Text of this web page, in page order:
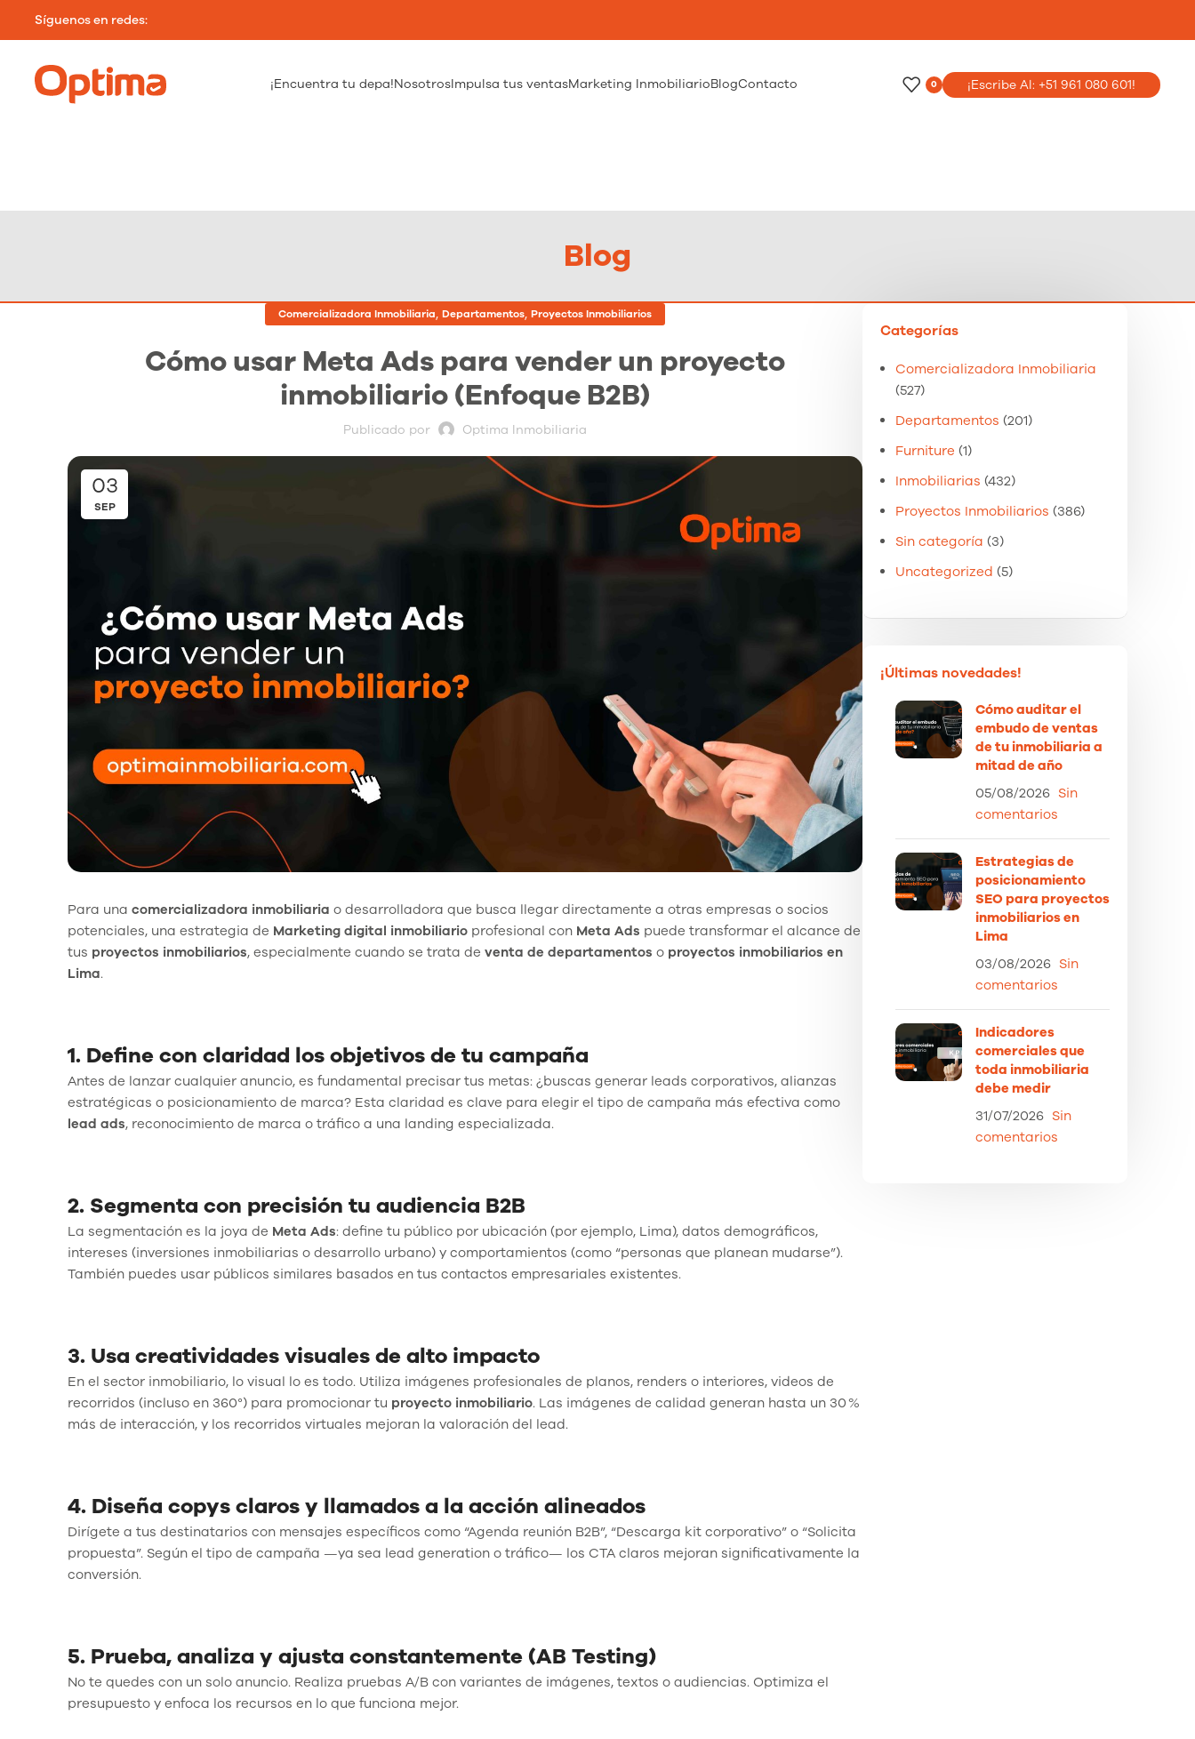
Síguenos en redes:
¡Encuentra tu depa!NosotrosImpulsa tus ventasMarketing InmobiliarioBlogContacto 0 ¡Escribe Al: +51 961 080 601!
Blog
Comercializadora Inmobiliaria, Departamentos, Proyectos Inmobiliarios
Cómo usar Meta Ads para vender un proyecto
inmobiliario (Enfoque B2B)
Publicado por Optima Inmobiliaria
03
SEP
Para una comercializadora inmobiliaria o desarrolladora que busca llegar directamente a otras empresas o socios
potenciales, una estrategia de Marketing digital inmobiliario profesional con Meta Ads puede transformar el alcance de
tus proyectos inmobiliarios, especialmente cuando se trata de venta de departamentos o proyectos inmobiliarios en
Lima.
1. Define con claridad los objetivos de tu campaña
Antes de lanzar cualquier anuncio, es fundamental precisar tus metas: ¿buscas generar leads corporativos, alianzas
estratégicas o posicionamiento de marca? Esta claridad es clave para elegir el tipo de campaña más efectiva como
lead ads, reconocimiento de marca o tráfico a una landing especializada.
2. Segmenta con precisión tu audiencia B2B
La segmentación es la joya de Meta Ads: define tu público por ubicación (por ejemplo, Lima), datos demográficos,
intereses (inversiones inmobiliarias o desarrollo urbano) y comportamientos (como “personas que planean mudarse”).
También puedes usar públicos similares basados en tus contactos empresariales existentes.
3. Usa creatividades visuales de alto impacto
En el sector inmobiliario, lo visual lo es todo. Utiliza imágenes profesionales de planos, renders o interiores, videos de
recorridos (incluso en 360°) para promocionar tu proyecto inmobiliario. Las imágenes de calidad generan hasta un 30 %
más de interacción, y los recorridos virtuales mejoran la valoración del lead.
4. Diseña copys claros y llamados a la acción alineados
Dirígete a tus destinatarios con mensajes específicos como “Agenda reunión B2B”, “Descarga kit corporativo” o “Solicita
propuesta”. Según el tipo de campaña —ya sea lead generation o tráfico— los CTA claros mejoran significativamente la
conversión.
5. Prueba, analiza y ajusta constantemente (AB Testing)
No te quedes con un solo anuncio. Realiza pruebas A/B con variantes de imágenes, textos o audiencias. Optimiza el
presupuesto y enfoca los recursos en lo que funciona mejor.
Categorías
Comercializadora Inmobiliaria
(527)
Departamentos (201)
Furniture (1)
Inmobiliarias (432)
Proyectos Inmobiliarios (386)
Sin categoría (3)
Uncategorized (5)
¡Últimas novedades!
Cómo auditar el
embudo de ventas
de tu inmobiliaria a
mitad de año
05/08/2026 Sin
comentarios
Estrategias de
posicionamiento
SEO para proyectos
inmobiliarios en
Lima
03/08/2026 Sin
comentarios
Indicadores
comerciales que
toda inmobiliaria
debe medir
31/07/2026 Sin
comentarios